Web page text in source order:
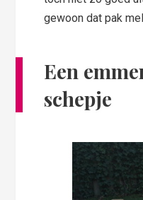
gewoon dat pak
Een
schepje